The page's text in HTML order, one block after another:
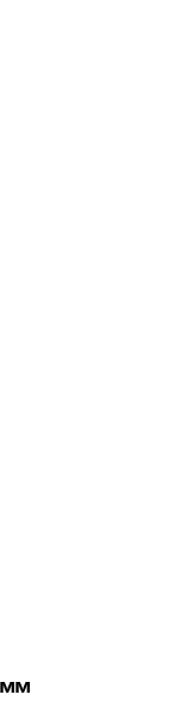
мм